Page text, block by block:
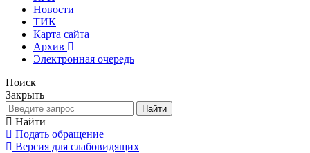
Новости
ТИК
Карта сайта
Архив
Электронная очередь
Поиск
Закрыть
Найти
Найти
Подать обращение
Версия для слабовидящих